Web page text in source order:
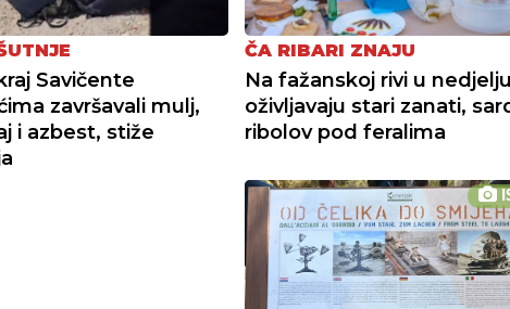
Savičente
završavali mulj,
i azbest, stiže
ČA RIBARI ZNAJU
Na fažanskoj rivi u nedjelju
oživljavaju stari zanati,
ribolov pod feralima